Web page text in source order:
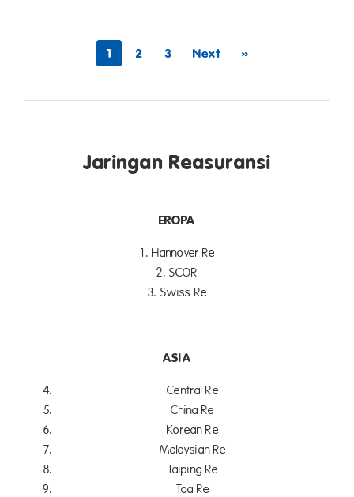
1 2 3 Next »
Jaringan Reasuransi
EROPA
1. Hannover Re
2. SCOR
3. Swiss Re
ASIA
Central Re
China Re
Korean Re
Malaysian Re
Taiping Re
Toa Re